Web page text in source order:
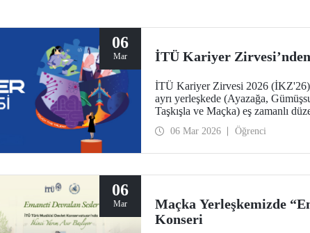
proje,
06
Mar İTÜ Kariyer
İTÜ Kariyer Zirvesi 2026
ayrı yerleşkede (Ayazağa,
Taşkışla ve Maçka) eş zamanlı
06 Mar 2026 Öğrenci
06
Mar
Maçka Yerleşkemizde
Konseri